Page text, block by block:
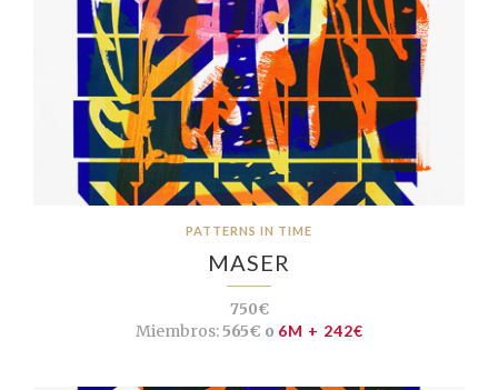
PATTERNS IN TIME
MASER
750€
Miembros:565€ o 6M + 242€